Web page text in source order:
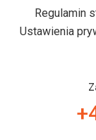
Regulamin
Ustawienia